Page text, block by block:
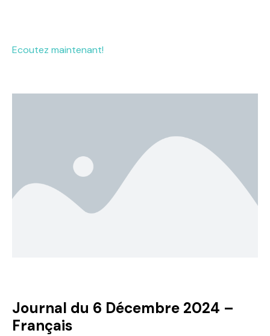
Ecoutez maintenant!
Journal du 6 Décembre 2024 –
Français